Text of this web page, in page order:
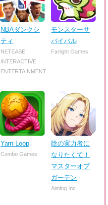
NBAダンクシ
ティ
NETEASE
INTERACTIVE
ENTERTAINMENT
モンスターサ
バイバル
Farlight Games
Yarn Loop
Combo Games
陰の実力者に
なりたくて！
マスターオブ
ガーデン
Aiming Inc